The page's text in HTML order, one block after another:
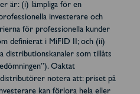
är: (i) lämpliga för en
investerare och
för professionella kunder
definierat i MiFID II; och (ii)
distributionskanaler som tillåts
Oaktat
notera att: priset på
kan förlora hela eller